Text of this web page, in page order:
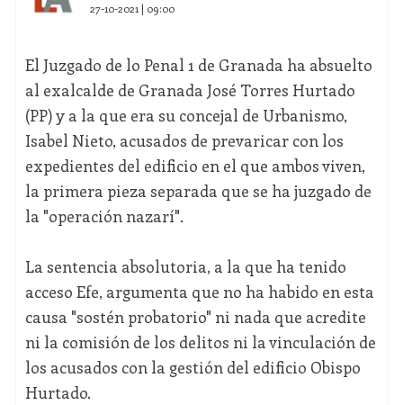
27-10-2021 | 09:00
El Juzgado de lo Penal 1 de Granada ha absuelto
al exalcalde de Granada José Torres Hurtado
(PP) y a la que era su concejal de Urbanismo,
Isabel Nieto, acusados de prevaricar con los
expedientes del edificio en el que ambos viven,
la primera pieza separada que se ha juzgado de
la "operación nazarí".
La sentencia absolutoria, a la que ha tenido
acceso Efe, argumenta que no ha habido en esta
causa "sostén probatorio" ni nada que acredite
ni la comisión de los delitos ni la vinculación de
los acusados con la gestión del edificio Obispo
Hurtado.